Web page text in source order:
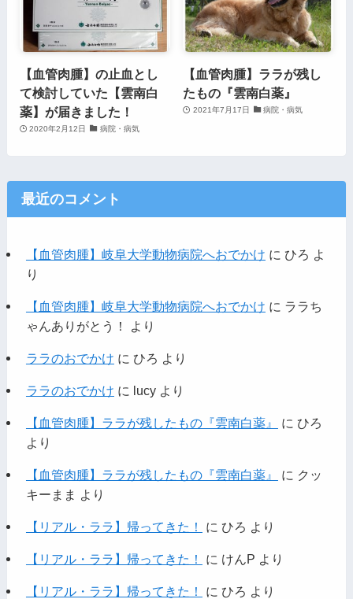
【血管肉腫】の止血とし
て検討していた【雲南白
薬】が届きました！
2020年2月12日 病院・病気
【血管肉腫】ララが残し
たもの『雲南白薬』
2021年7月17日 病院・病気
最近のコメント
【血管肉腫】岐阜大学動物病院へおでかけ に ひろ よ
り
【血管肉腫】岐阜大学動物病院へおでかけ に ララち
ゃんありがとう！
より
ララのおでかけ に ひろ より
ララのおでかけ に lucyより
【血管肉腫】ララが残したもの『雲南白薬』 に ひろ
より
【血管肉腫】ララが残したもの『雲南白薬』 に クッ
キーまま より
【リアル・ララ】帰ってきた！ に ひろ より
【リアル・ララ】帰ってきた！ に けんP より
【リアル・ララ】帰ってきた！ に ひろ より